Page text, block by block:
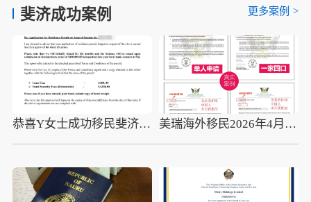
斐济成功案例 更多案例 >
恭喜Y女士成功移民斐济，获得高质量的晚年生活 美瑞海外移民2026年4月10组圣多美护照成功案例分享